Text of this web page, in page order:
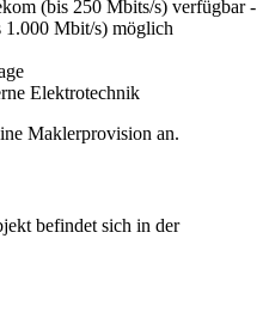
(bis 250 Mbits/s) verfügbar -
1.000 Mbit/s) möglich
Elektrotechnik
Maklerprovision an.
befindet sich in der